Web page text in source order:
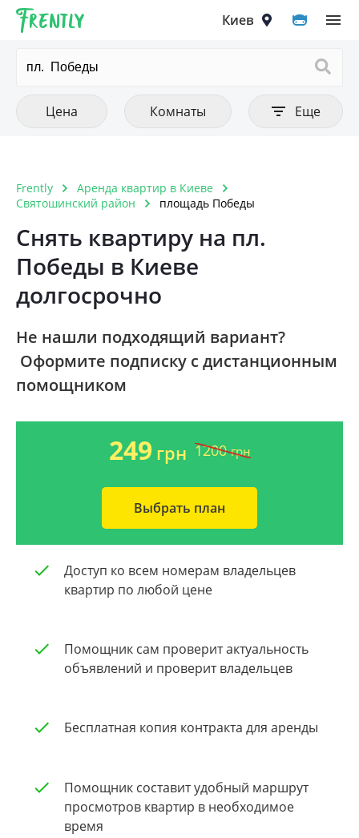
Frently Киев
Выберите город
Киев
Ирпень
Петропавловская Борщаговка
Софиевская Борщаговка
Чайки
Ворзель
Борисполь
Цена
Цена Очистить все
Цена от
Комнаты
Количество комнат Очистить
1 комнатная
5 комнатная и больше
Еще
Фильтры Очистить все
Тип аренды
Тип постройки
Дореволюционный
Панелька
Хрущовка
Дом 1990-1999 года
Дом 2000-2009 года
Новострой
Общая площадь квартиры
От 100
Frently
Аренда квартир в Киеве
Святошинский район
площадь Победы
Снять квартиру на пл.
Победы в Киеве
долгосрочно
Не нашли подходящий вариант?
Оформите подписку с дистанционным
помощником
249 грн 1200 грн
Выбрать план
Доступ ко всем номерам владельцев
квартир по любой цене
Помощник сам проверит актуальность
объявлений и проверит владельцев
Бесплатная копия контракта для аренды
Помощник составит удобный маршрут
просмотров квартир в необходимое
время